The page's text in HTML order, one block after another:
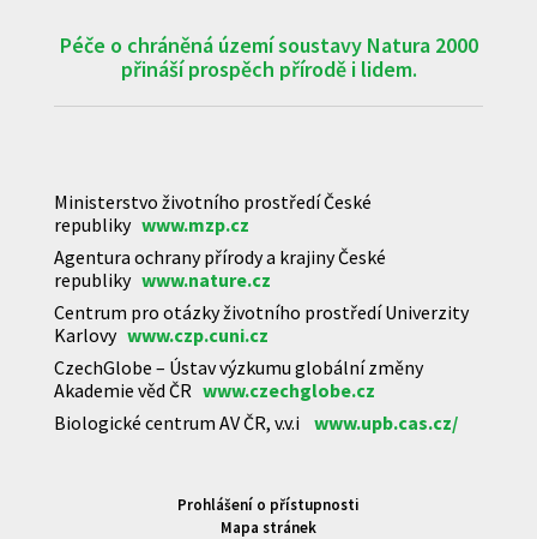
Péče o chráněná území soustavy Natura 2000
přináší prospěch přírodě i lidem.
Ministerstvo životního prostředí České
republiky www.mzp.cz
Agentura ochrany přírody a krajiny České
republiky www.nature.cz
Centrum pro otázky životního prostředí Univerzity
Karlovy www.czp.cuni.cz
CzechGlobe – Ústav výzkumu globální změny
Akademie věd ČR www.czechglobe.cz
Biologické centrum AV ČR, v.v.i www.upb.cas.cz/
Prohlášení o přístupnosti
Mapa stránek